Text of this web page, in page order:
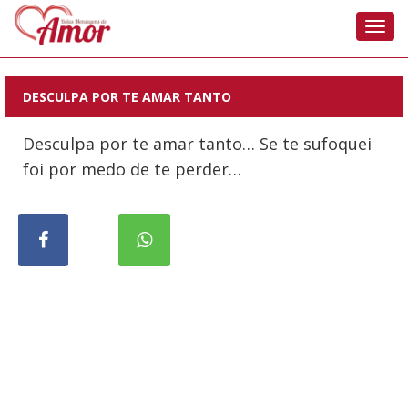
DESCULPA POR TE AMAR TANTO
Desculpa por te amar tanto… Se te sufoquei
foi por medo de te perder…